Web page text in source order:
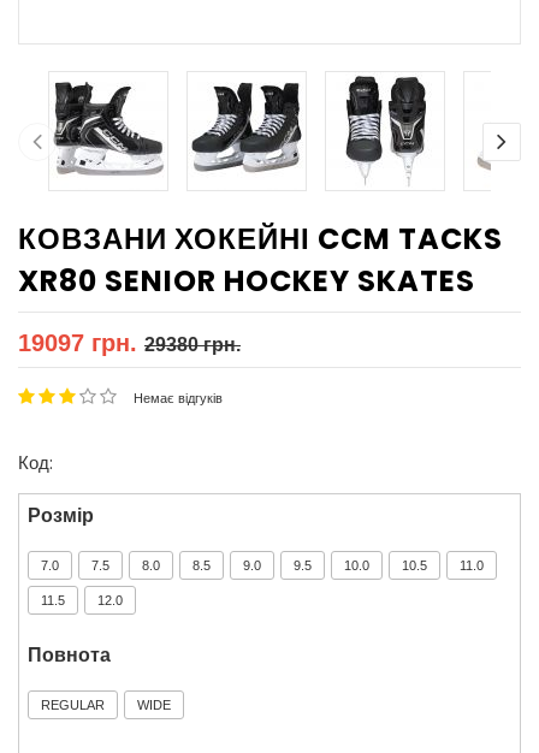
КОВЗАНИ ХОКЕЙНІ CCM TACKS
XR80 SENIOR HOCKEY SKATES
19097 грн. 29380 грн.
Немає відгуків
Код:
Розмір
7.0 7.5 8.0 8.5 9.0 9.5 10.0 10.5 11.0
11.5 12.0
Повнота
REGULAR WIDE